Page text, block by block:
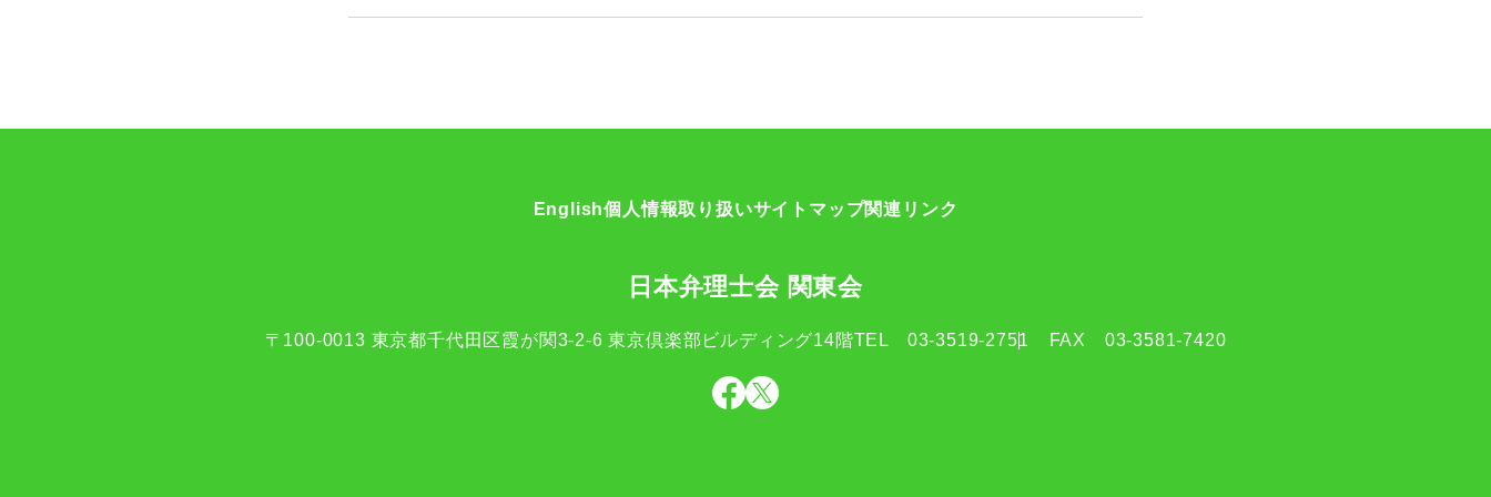
English個人情報取り扱いサイトマップ関連リンク
日本弁理士会 関東会
〒100-0013 東京都千代田区霞が関3-2-6東京倶楽部ビルディング14階TEL 03-3519-2751 FAX 03-3581-7420